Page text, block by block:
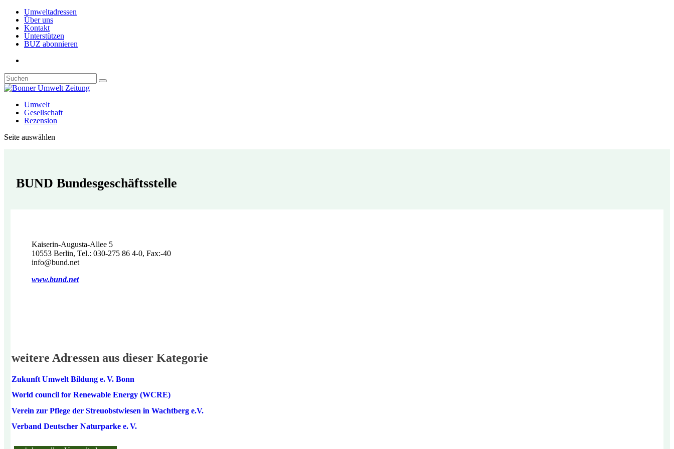
Umweltadressen
Über uns
Kontakt
Unterstützen
BUZ abonnieren
Umwelt
Gesellschaft
Rezension
Seite auswählen
BUND Bundesgeschäftsstelle
Kaiserin-Augusta-Allee 5
10553 Berlin, Tel.: 030-275 86 4-0, Fax:-40
info@bund.net
www.bund.net
weitere Adressen aus dieser Kategorie
Zukunft Umwelt Bildung e. V. Bonn
World council for Renewable Energy (WCRE)
Verein zur Pflege der Streuobstwiesen in Wachtberg e.V.
Verband Deutscher Naturparke e. V.